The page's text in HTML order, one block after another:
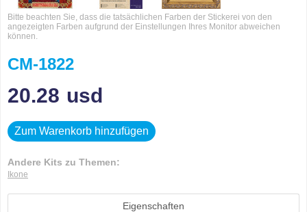
Bitte beachten Sie, dass die tatsächlichen Farben der Stickerei von den
angezeigten Farben aufgrund der Einstellungen Ihres Monitor abweichen
können.
CM-1822
20.28 usd
Zum Warenkorb hinzufügen
Andere Kits zu Themen:
Ikone
Eigenschaften